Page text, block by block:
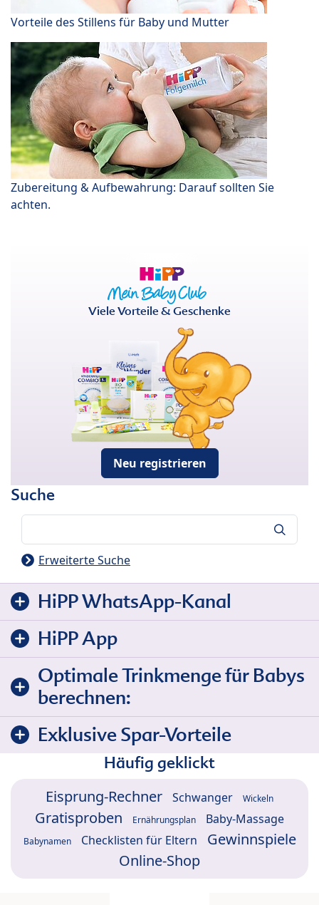
Vorteile des Stillens für Baby und Mutter
Zubereitung & Aufbewahrung: Darauf sollten Sie
achten.
Viele Vorteile & Geschenke
Neu registrieren
Suche
Erweiterte Suche
HiPP WhatsApp-Kanal
HiPP App
Optimale Trinkmenge für Babys
berechnen:
Exklusive Spar-Vorteile
Häufig geklickt
Eisprung-Rechner Schwanger Wickeln
Gratisproben Ernährungsplan Baby-Massage
Babynamen Checklisten für Eltern
Gewinnspiele
Online-Shop